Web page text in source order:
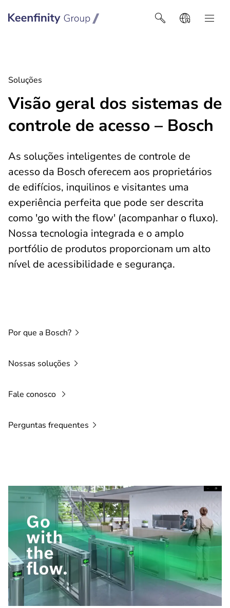
Keenfinity Group I Latin America
Soluções
Visão geral dos sistemas de
controle de acesso – Bosch
As soluções inteligentes de controle de
acesso da Bosch oferecem aos proprietários
de edifícios, inquilinos e visitantes uma
experiência perfeita que pode ser descrita
como 'go with the flow' (acompanhar o fluxo).
Nossa tecnologia integrada e o amplo
portfólio de produtos proporcionam um alto
nível de acessibilidade e segurança.
Por que a Bosch?
Nossas soluções
Fale conosco
Perguntas frequentes